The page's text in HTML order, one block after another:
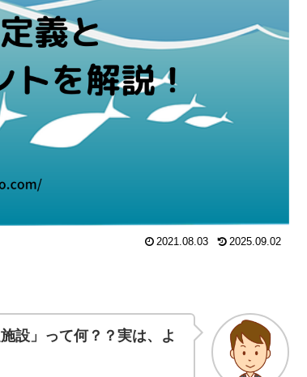
2021.08.03 2025.09.02
設」って何？？実は、 よ